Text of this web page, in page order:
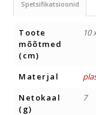
Spetsifikatsioonid
Toote
mõõtmed
(cm)
10
Materjal
Netokaal
(g)
7